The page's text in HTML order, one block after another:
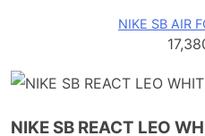
NIKE SB AIR
NIKE SB REACT LEO